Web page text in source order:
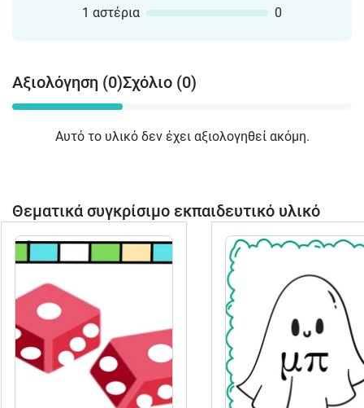
1 αστέρια
0
Αξιολόγηση (0)Σχόλιο (0)
Αυτό το υλικό δεν έχει αξιολογηθεί ακόμη.
Θεματικά συγκρίσιμο εκπαιδευτικό υλικό